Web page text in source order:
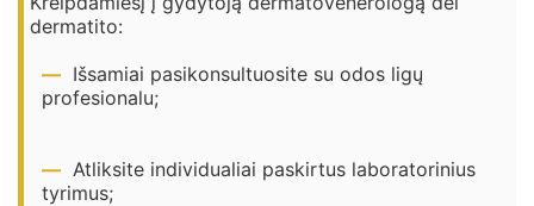
dermatito:
Išsamiai pasikonsultuosite su odos ligų
profesionalu;
Atliksite individualiai paskirtus laboratorinius
tyrimus;